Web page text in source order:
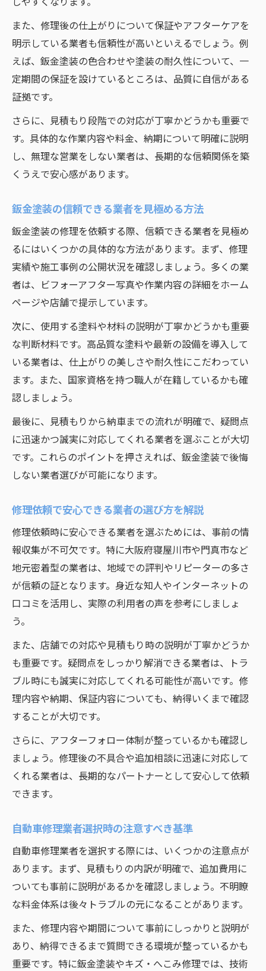
また、修理後の仕上がりについて保証やアフターケアを
明示している業者も信頼性が高いといえるでしょう。例
えば、鈑金塗装の色合わせや塗装の耐久性について、一
定期間の保証を設けているところは、品質に自信がある
証拠です。
さらに、見積もり段階での対応が丁寧かどうかも重要で
す。具体的な作業内容や料金、納期について明確に説明
し、無理な営業をしない業者は、長期的な信頼関係を築
くうえで安心感があります。
鈑金塗装の信頼できる業者を見極める方法
鈑金塗装の修理を依頼する際、信頼できる業者を見極め
るにはいくつかの具体的な方法があります。まず、修理
実績や施工事例の公開状況を確認しましょう。多くの業
者は、ビフォーアフター写真や作業内容の詳細をホーム
ページや店舗で提示しています。
次に、使用する塗料や材料の説明が丁寧かどうかも重要
な判断材料です。高品質な塗料や最新の設備を導入して
いる業者は、仕上がりの美しさや耐久性にこだわってい
ます。また、国家資格を持つ職人が在籍しているかも確
認しましょう。
最後に、見積もりから納車までの流れが明確で、疑問点
に迅速かつ誠実に対応してくれる業者を選ぶことが大切
です。これらのポイントを押さえれば、鈑金塗装で後悔
しない業者選びが可能になります。
修理依頼で安心できる業者の選び方を解説
修理依頼時に安心できる業者を選ぶためには、事前の情
報収集が不可欠です。特に大阪府寝屋川市や門真市など
地元密着型の業者は、地域での評判やリピーターの多さ
が信頼の証となります。身近な知人やインターネットの
口コミを活用し、実際の利用者の声を参考にしましょ
う。
また、店舗での対応や見積もり時の説明が丁寧かどうか
も重要です。疑問点をしっかり解消できる業者は、トラ
ブル時にも誠実に対応してくれる可能性が高いです。修
理内容や納期、保証内容についても、納得いくまで確認
することが大切です。
さらに、アフターフォロー体制が整っているかも確認し
ましょう。修理後の不具合や追加相談に迅速に対応して
くれる業者は、長期的なパートナーとして安心して依頼
できます。
自動車修理業者選択時の注意すべき基準
自動車修理業者を選択する際には、いくつかの注意点が
あります。まず、見積もりの内訳が明確で、追加費用に
ついても事前に説明があるかを確認しましょう。不明瞭
な料金体系は後々トラブルの元になることがあります。
また、修理内容や期間について事前にしっかりと説明が
あり、納得できるまで質問できる環境が整っているかも
重要です。特に鈑金塗装やキズ・へこみ修理では、技術